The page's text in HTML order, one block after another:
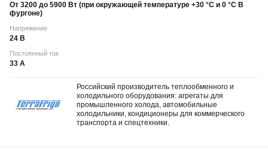
От 3200 до 5900 Вт (при окружающей температуре +30 °С и 0 °С В
фургоне)
Напряжение
24 В
Постоянный ток
33 А
Российский производитель теплообменного и
холодильного оборудования: агрегаты для
промышленного холода, автомобильные
холодильники, кондиционеры для коммерческого
транспорта и спецтехники.